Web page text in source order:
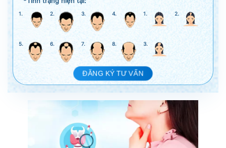
1. 2. 3. 4. 1. 2.
5. 6. 7. 8. 3.
ĐĂNG KÝ TƯ VẤN